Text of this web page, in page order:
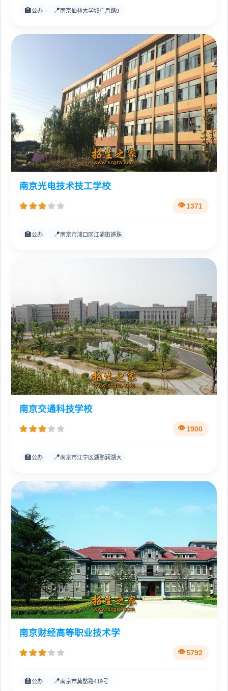
🏫公办 📍南京仙林大学城广月路9
南京光电技术技工学校
1371
🏫公办 📍南京市浦口区江浦街道珠
南京交通科技学校
1900
🏫公办 📍南京市江宁区湖熟润湖大
南京财经高等职业技术学
5792
🏫公办 📍南京市莫愁路419号